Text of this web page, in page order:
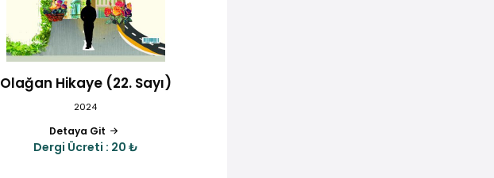
Olağan Hikaye (22. Sayı)
2024
Detaya Git
Dergi Ücreti : 20 ₺